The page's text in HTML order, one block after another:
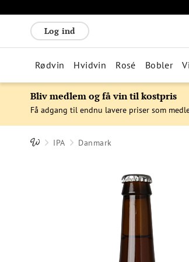
Log ind
Rødvin Hvidvin Rosé Bobler
Bliv medlem og få vin til kostpris
Få adgang til endnu lavere priser som
IPA Danmark